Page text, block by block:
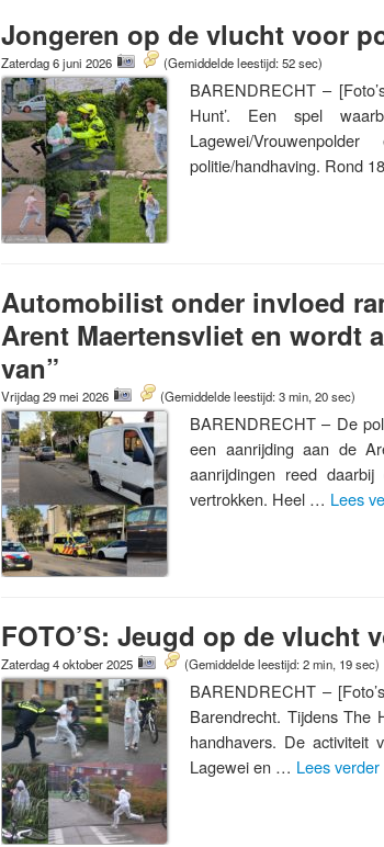
Jongeren op de vlucht voor
Zaterdag 6 juni 2026 (Gemiddelde leestijd: 52 sec)
BARENDRECHT –
Hunt’. Een spel
Lagewei/
politie/handhaving. Rond
Automobilist onder invloed
Arent Maertensvliet en wordt
van”
Vrijdag 29 mei 2026 (Gemiddelde leestijd: 3 min, 20 sec)
BARENDRECHT – De
een aanrijding aan de
aanrijdingen reed
vertrokken. Heel … Lees
FOTO’S: Jeugd op de vlucht
Zaterdag 4 oktober 2025 (Gemiddelde leestijd: 2 min, 19 sec)
BARENDRECHT –
Barendrecht. Tijdens The
handhavers. De activiteit
Lagewei en … Lees verder